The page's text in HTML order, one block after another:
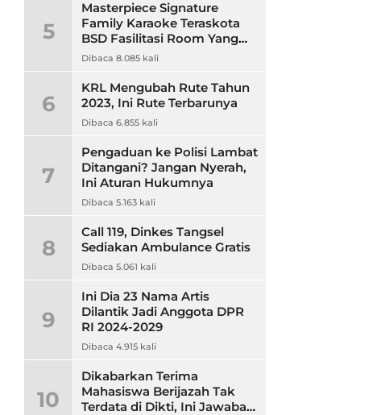
5
Masterpiece Signature
Family Karaoke Teraskota
BSD Fasilitasi Room Yang
Nyaman dan Harga
Dibaca 8.085 kali
6
KRL Mengubah Rute Tahun
2023, Ini Rute Terbarunya
Dibaca 6.855 kali
7
Pengaduan ke Polisi Lambat
Ditangani? Jangan Nyerah,
Ini Aturan Hukumnya
Dibaca 5.163 kali
8
Call 119, Dinkes Tangsel
Sediakan Ambulance Gratis
Dibaca 5.061 kali
9
Ini Dia 23 Nama Artis
Dilantik Jadi Anggota DPR
RI 2024-2029
Dibaca 4.915 kali
10
Dikabarkan Terima
Mahasiswa Berijazah Tak
Terdata di Dikti, Ini Jawaban